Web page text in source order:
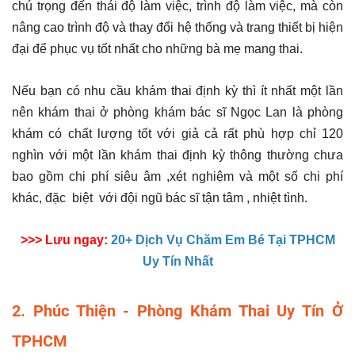
chú trọng đến thái độ làm việc, trình độ làm việc, mà còn
nâng cao trình độ và thay đổi hệ thống và trang thiết bị hiện
đại để phục vụ tốt nhất cho những bà mẹ mang thai.
Nếu bạn có nhu cầu khám thai định kỳ thì ít nhất một lần
nên khám thai ở phòng khám bác sĩ Ngọc Lan là phòng
khám có chất lượng tốt với giả cả rất phù hợp chỉ 120
nghìn với một lần khám thai định kỳ thông thường chưa
bao gồm chi phí siêu âm ,xét nghiệm và một số chi phí
khác, đặc biệt với đội ngũ bác sĩ tận tâm , nhiệt tình.
>>> Lưu ngay: 20+ Dịch Vụ Chăm Em Bé Tại TPHCM
Uy Tín Nhất
2. Phúc Thiện - Phòng Khám Thai Uy Tín Ở
TPHCM